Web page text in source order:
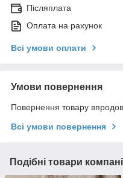
Післяплата
Оплата на рахунок
Всі умови оплати
Умови повернення
Повернення товару
Всі умови повернення
Подібні товари